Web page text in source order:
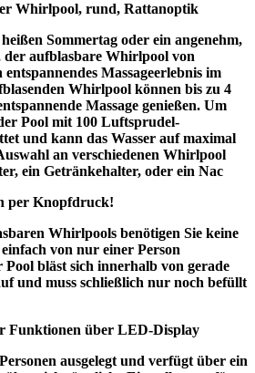
Whirlpool, rund, Rattanoptik
Sommertag oder ein angenehm,
aufblasbare Whirlpool von
Massageerlebnis im
Whirlpool können bis zu 4
Massage genießen. Um
Pool mit 100 Luftsprudel-
und kann das Wasser auf maximal
an verschiedenen Whirlpool
ein Getränkehalter, oder ein Nac
per Knopfdruck!
Whirlpools benötigen Sie keine
von nur einer Person
bläst sich innerhalb von gerade
und muss schließlich nur noch befüllt
Funktionen über LED-Display
ausgelegt und verfügt über ein